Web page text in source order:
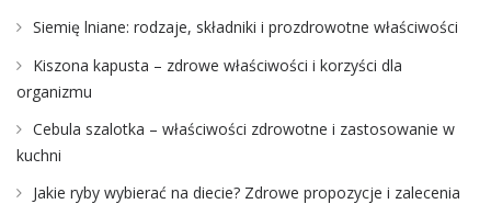
Siemię lniane: rodzaje, składniki i prozdrowotne właściwości
Kiszona kapusta – zdrowe właściwości i korzyści dla
organizmu
Cebula szalotka – właściwości zdrowotne i zastosowanie w
kuchni
Jakie ryby wybierać na diecie? Zdrowe propozycje i zalecenia